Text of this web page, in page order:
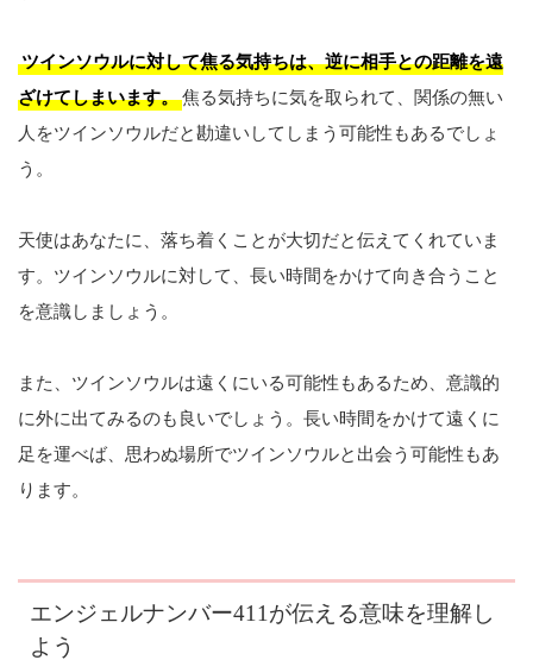
ツインソウルに対して焦る気持ちは、逆に相手との距離を遠
ざけてしまいます。焦る気持ちに気を取られて、関係の無い
人をツインソウルだと勘違いしてしまう可能性もあるでしょ
う。
天使はあなたに、落ち着くことが大切だと伝えてくれていま
す。ツインソウルに対して、長い時間をかけて向き合うこと
を意識しましょう。
また、ツインソウルは遠くにいる可能性もあるため、意識的
に外に出てみるのも良いでしょう。長い時間をかけて遠くに
足を運べば、思わぬ場所でツインソウルと出会う可能性もあ
ります。
エンジェルナンバー411が伝える意味を理解し
よう